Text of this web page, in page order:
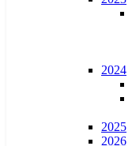
2024
2025
2026